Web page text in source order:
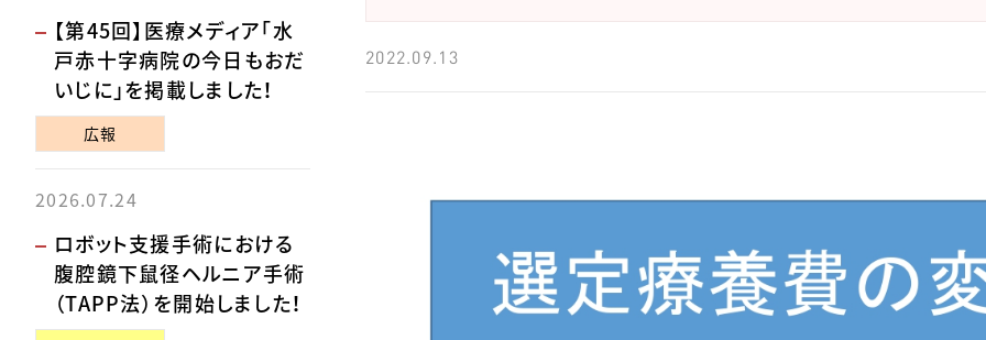
2022.09.13
【第45回】医療メディア「水
戸赤十字病院の今日もおだ
いじに」を掲載しました！
広報
2026.07.24
ロボット支援手術における
腹腔鏡下鼠径ヘルニア手術
（TAPP法）を開始しました！